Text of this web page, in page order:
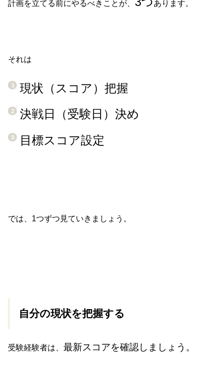
計画を立てる前にやるべきことが、 あります。
それは
現状（スコア）把握
決戦日（受験日）決め
目標スコア設定
では、1つずつ見ていきましょう。
自分の現状を把握する
受験経験者は、最新スコアを確認しましょう。